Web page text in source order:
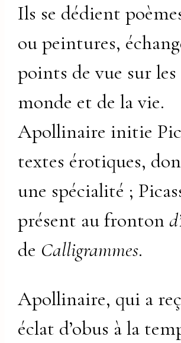
Ils se dédient
ou peintures,
points de vue sur les
monde et de la vie.
Apollinaire initie
textes érotiques,
une spécialité ;
présent au fronton
de Calligrammes.
Apollinaire, qui a
éclat d’obus à la